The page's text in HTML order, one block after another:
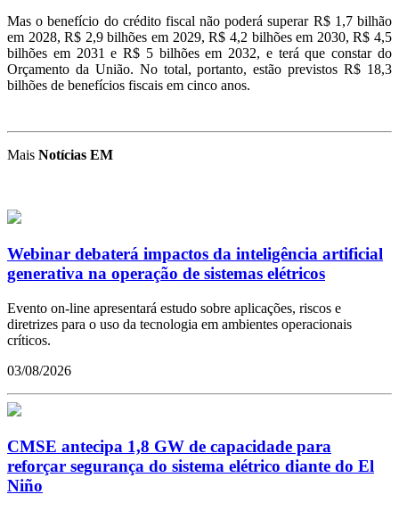
Mas o benefício do crédito fiscal não poderá superar R$ 1,7 bilhão
em 2028, R$ 2,9 bilhões em 2029, R$ 4,2 bilhões em 2030, R$ 4,5
bilhões em 2031 e R$ 5 bilhões em 2032, e terá que constar do
Orçamento da União. No total, portanto, estão previstos R$ 18,3
bilhões de benefícios fiscais em cinco anos.
Mais Notícias EM
Webinar debaterá impactos da inteligência artificial
generativa na operação de sistemas elétricos
Evento on-line apresentará estudo sobre aplicações, riscos e
diretrizes para o uso da tecnologia em ambientes operacionais
críticos.
03/08/2026
CMSE antecipa 1,8 GW de capacidade para
reforçar segurança do sistema elétrico diante do El
Niño